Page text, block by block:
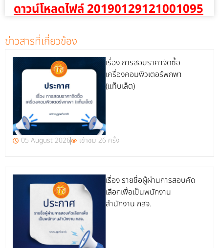
ดาวน์โหลดไฟล์ 20190129121001095
ข่าวสารที่เกี่ยวข้อง
เรื่อง การสอบราคาจัดซื้อ
เครื่องคอมพิวเตอร์พกพา
(แท็บเล็ต)
05 August 2026 เข้าชม 26 ครั้ง
เรื่อง รายชื่อผู้ผ่านการสอบคัด
เลือกเพื่อเป็นพนักงาน
สำนักงาน กสจ.